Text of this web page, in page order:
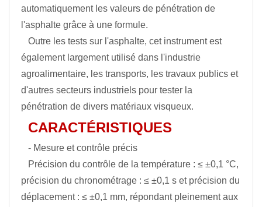
automatiquement les valeurs de pénétration de
l'asphalte grâce à une formule.
Outre les tests sur l'asphalte, cet instrument est
également largement utilisé dans l'industrie
agroalimentaire, les transports, les travaux publics et
d'autres secteurs industriels pour tester la
pénétration de divers matériaux visqueux.
CARACTÉRISTIQUES
- Mesure et contrôle précis
Précision du contrôle de la température : ≤ ±0,1 °C,
précision du chronométrage : ≤ ±0,1 s et précision du
déplacement : ≤ ±0,1 mm, répondant pleinement aux